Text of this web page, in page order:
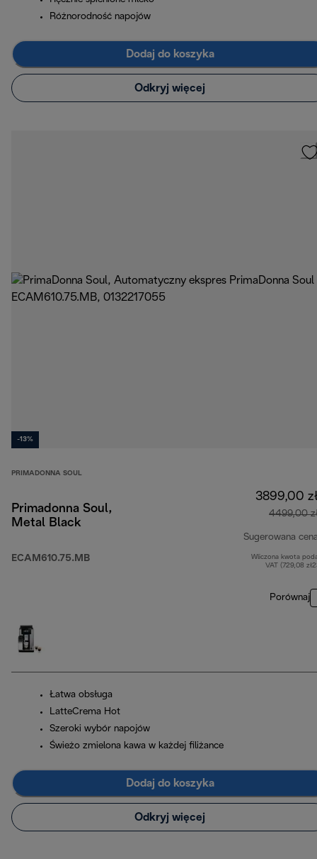
Różnorodność napojów
Dodaj do koszyka
Odkryj więcej
-13%
PRIMADONNA SOUL
Primadonna Soul,
Metal Black
ECAM610.75.MB
3899,00
4499,00
Sugerowana
Wliczona kwota
VAT (729,08
Porównaj
Łatwa obsługa
LatteCrema Hot
Szeroki wybór napojów
Świeżo zmielona kawa w każdej filiżance
Dodaj do koszyka
Odkryj więcej